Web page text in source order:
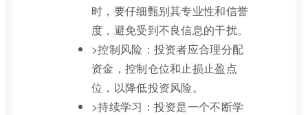
时，要仔细甄别其专业性和信誉
度，避免受到不良信息的干扰。
>控制风险：投资者应合理分配
资金，控制仓位和止损止盈点
位，以降低投资风险。
>持续学习：投资是一个不断学